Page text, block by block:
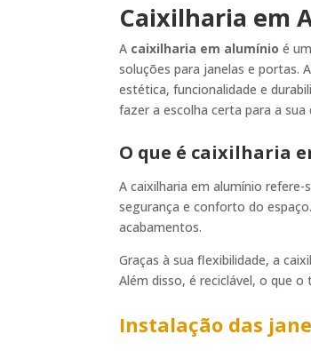
Caixilharia em
A caixilharia em alumínio é
soluções para janelas e portas.
estética, funcionalidade e
fazer a escolha certa para a sua
O que é caixilharia
A caixilharia em alumínio
segurança e conforto do
acabamentos.
Graças à sua flexibilidade, a
Além disso, é reciclável, o que
Instalação das